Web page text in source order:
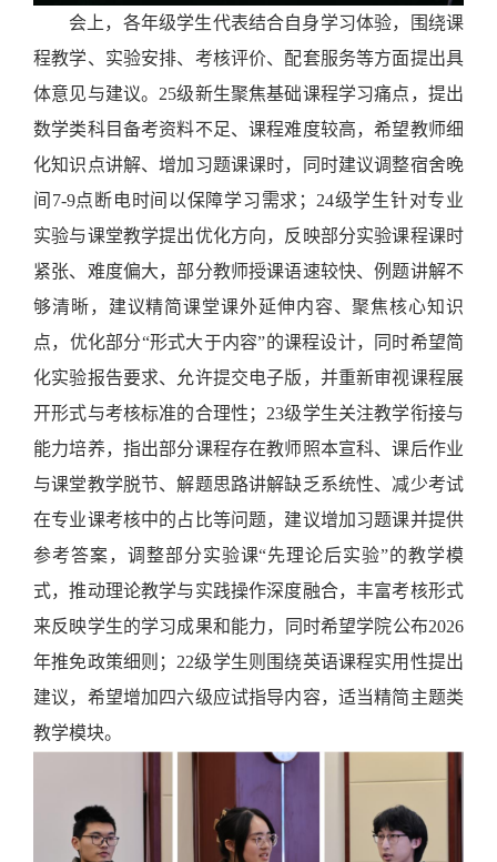
会上，各年级学生代表结合自身学习体验，围绕课
程教学、实验安排、考核评价、配套服务等方面提出具
体意见与建议。 25级新生聚焦基础课程学习痛点，提出
数学类科目备考资料不足、课程难度较高，希望教师细
化知识点讲解、增加习题课课时，同时建议调整宿舍晚
间 7-9点 断电时间以保障学习需求； 24级学生针对专业
实验与课堂教学提出优化方向，反映部分实验课程课时
紧张、难度偏大，部分教师授课语速较快、例题讲解不
够清晰，建议精简课堂课外延伸内容、聚焦核心知识
点，优化部分“形式大于内容”的课程设计，同时希望简
化实验报告要求、允许提交电子版 ，并重新审视课程展
开形式与考核标准的合理性； 23级学生关注教学衔接与
能力培养，指出部分课程存在教师照本宣科、课后作业
与课堂教学脱节、解题思路讲解缺乏系统性、减少考试
在专业课考核中的占比等问题，建议增加习题课并提供
参考答案，调整部分实验课“先理论后实验”的教学模
式，推动理论教学与实践操作深度融合，丰富考核形式
来反映学生的学习成果和能力，
同时希望学院公布2026
年推免政策细则；22级学生则围绕英语课程实用性提出
建议，希望增加四六级应试指导内容，适当精简主题类
教学模块。